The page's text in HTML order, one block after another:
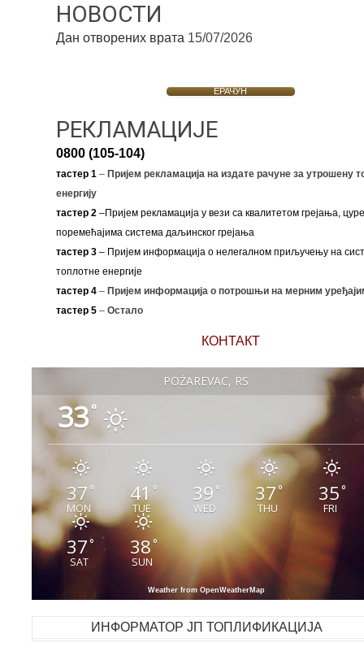
НОВОСТИ
Дан отворених врата 15/07/2026
ЕРАЧУН
РЕКЛАМАЦИЈЕ
0800 (105-104)
тастер 1–Пријем рекламација на издате рачуне за утрошену
енергију
тастер 2–Пријем рекламација у вези са квалитетом грејања,
поремећајима система даљинског грејања
тастер 3– Пријем информација о нелегалном приључењу на
топлотне енергије
тастер 4 – Пријем информација о потрошњи на мерним
тастер 5 – Остало
КОНТАКТ
POŽAREVAC, RS
33°
37°
MON
41°
TUE
39 °
WED
37°
THU
35°
FRI
37°
SAT
38°
SUN
Weather from OpenWeatherMap
ИНФОРМАТОР ЈП ТОПЛИФИКАЦИЈА